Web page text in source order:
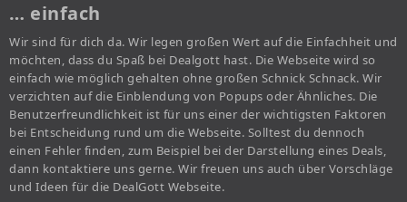
… einfach
Wir sind für dich da. Wir legen großen Wert auf die Einfachheit und
möchten, dass du Spaß bei Dealgott hast. Die Webseite wird so
einfach wie möglich gehalten ohne großen Schnick Schnack. Wir
verzichten auf die Einblendung von Popups oder Ähnliches. Die
Benutzerfreundlichkeit ist für uns einer der wichtigsten Faktoren
bei Entscheidung rund um die Webseite. Solltest du dennoch
einen Fehler finden, zum Beispiel bei der Darstellung eines Deals,
dann kontaktiere uns gerne. Wir freuen uns auch über Vorschläge
und Ideen für die DealGott Webseite.